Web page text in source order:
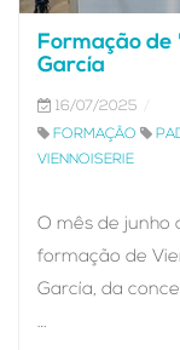
Formação
García
16/07/2025
FORMAÇÃO
VIENNOISERIE
O mês de junho
formação de
García, da
…